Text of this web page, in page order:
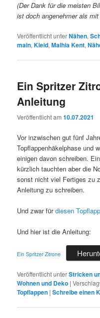
(Der Dank für die meisten
ist doch angenehmer als
Veröffentlicht unterNähen,
main,Kleid,Malhia Kent,
Ein Spritzer
Anleitung
Veröffentlicht am10.07.2021
Vor inzwischen gut fünf
Topflappenhäkelphase und
einigen davon schreiben.
kürzlich tauchten aber die
sonst nicht viel Fertiges zu
Anleitung zu schreiben.
Und zwar fürdiesen
Und hier ist die Anleitung:
Ein Spritzer Zitrone
Veröffentlicht unterStricken
Wohnen und Deko |
Topflappen |Schreibe einen